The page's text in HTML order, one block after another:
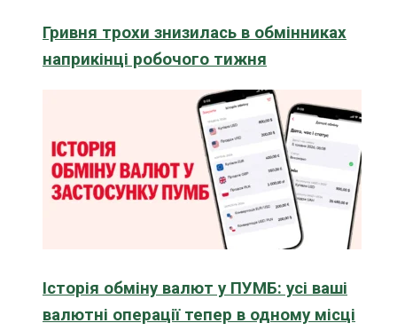
Гривня трохи знизилась в обмінниках
наприкінці робочого тижня
Історія обміну валют у ПУМБ: усі ваші
валютні операції тепер в одному місці